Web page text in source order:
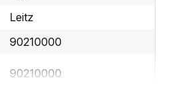
Leitz
90210000
90210000